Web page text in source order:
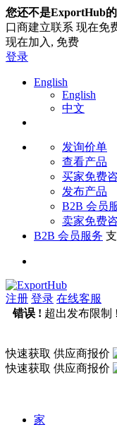
您还不是ExportHub
口商建立联系 现在免
现在加入, 免费
登录
English
English
中文
发询价单
查看产品
买家免费
发布产品
B2B 会员
卖家免费
B2B 会员服务
注册 登录 在线客服
错误 ! 超出发布限制 !
快速获取 供应商报价
快速获取 供应商报价
家